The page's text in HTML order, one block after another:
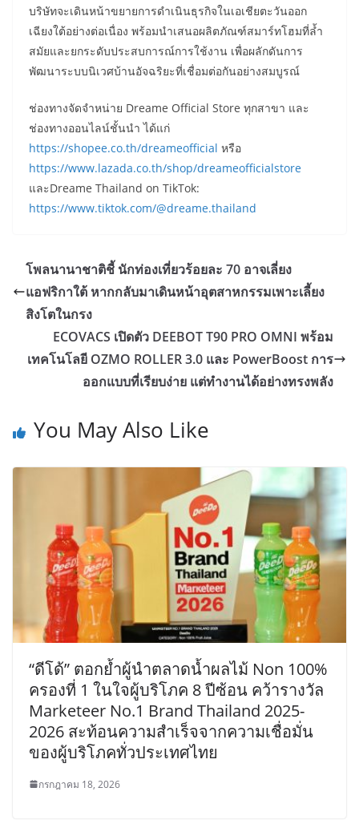
บริษัทจะเดินหน้าขยายการดำเนินธุรกิจในเอเชียตะวันออก
เฉียงใต้อย่างต่อเนื่อง พร้อมนำเสนอผลิตภัณฑ์สมาร์ทโฮมที่ล้ำ
สมัยและยกระดับประสบการณ์การใช้งาน เพื่อผลักดันการ
พัฒนาระบบนิเวศบ้านอัจฉริยะที่เชื่อมต่อกันอย่างสมบูรณ์
ช่องทางจัดจำหน่าย Dreame Official Store ทุกสาขา และ
ช่องทางออนไลน์ชั้นนำ ได้แก่
https://shopee.co.th/dreameofficial หรือ
https://www.lazada.co.th/shop/dreameofficialstore
และDreame Thailand on TikTok:
https://www.tiktok.com/@dreame.thailand
โพลนานาชาติชี้ นักท่องเที่ยวร้อยละ 70 อาจเลี่ยง
แอฟริกาใต้ หากกลับมาเดินหน้าอุตสาหกรรมเพาะเลี้ยง
สิงโตในกรง
ECOVACS เปิดตัว DEEBOT T90 PRO OMNI พร้อม
เทคโนโลยี OZMO ROLLER 3.0 และ PowerBoost การ
ออกแบบที่เรียบง่าย แต่ทำงานได้อย่างทรงพลัง
You May Also Like
“ดีโด้” ตอกย้ำผู้นำตลาดน้ำผลไม้ Non 100%
ครองที่ 1 ในใจผู้บริโภค 8 ปีซ้อน คว้ารางวัล
Marketeer No.1 Brand Thailand 2025-
2026 สะท้อนความสำเร็จจากความเชื่อมั่น
ของผู้บริโภคทั่วประเทศไทย
กรกฎาคม 18, 2026